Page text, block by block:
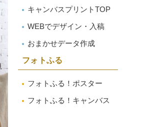
キャンバスプリントTOP
WEBでデザイン・入稿
おまかせデータ作成
フォトふる
フォトふる！ポスター
フォトふる！キャンバス